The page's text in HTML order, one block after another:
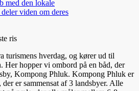
ris
turismens hverdag, og kører ud til
Her hopper vi ombord på en båd, der
Kompong Phluk. Kompong Phluk er
er sammensat af 3 landsbyer. Alle